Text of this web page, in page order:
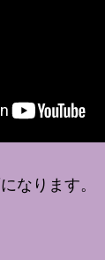
なります。